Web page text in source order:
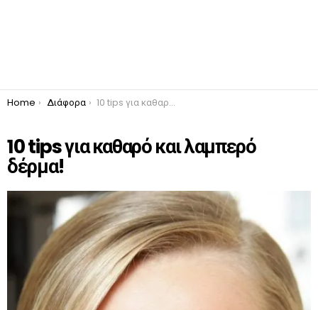
You are here:
Home Διάφορα 10 tips για καθαρό και λαμπερό δέρμα!
10 tips για καθαρό και λαμπερό
δέρμα!